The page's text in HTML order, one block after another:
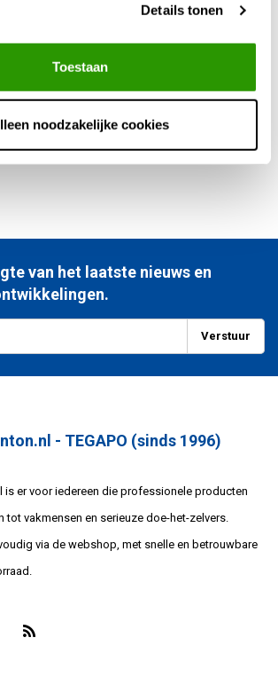
Details tonen
Toestaan
noodzakelijke cookies
€37,07
van het laatste nieuws en
Verstuur
- TEGAPO (sinds 1996)
is er voor iedereen die professionele producten
tot vakmensen en serieuze doe-het-zelvers.
via de webshop, met snelle en betrouwbare